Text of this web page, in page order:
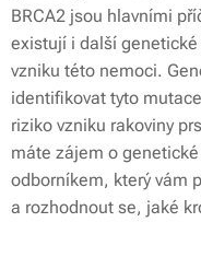
BRCA2 jsou hlavními
existují i další
vzniku této nemoci.
identifikovat tyto
riziko vzniku rakoviny
máte zájem o
odborníkem, který vám
a rozhodnout se, jaké